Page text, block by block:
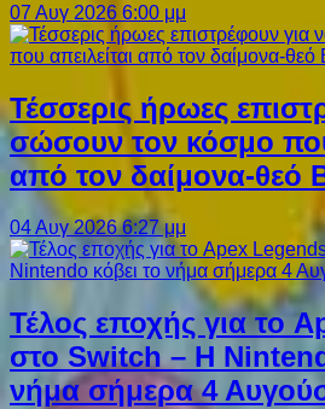
07 Αυγ 2026 6:00 μμ
Τέσσερις ήρωες
σώσουν τον κόσμο που
από τον δαίμονα-θεό
04 Αυγ 2026 6:27 μμ
Τέλος εποχής για το
στο Switch – Η
νήμα σήμερα 4